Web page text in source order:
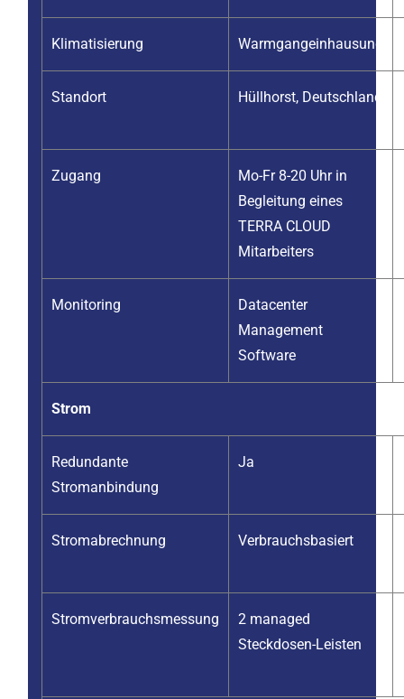
Klimatisierung Warmgangeinhausung
Standort Hüllhorst, Deutschland
Zugang
Mo-Fr 8-20 Uhr in
Begleitung eines
TERRA CLOUD
Mitarbeiters
Monitoring
Datacenter
Management
Software
Strom
Redundante
Stromanbindung
Ja
Stromabrechnung Verbrauchsbasiert
Stromverbrauchsmessung
2 managed
Steckdosen-Leisten